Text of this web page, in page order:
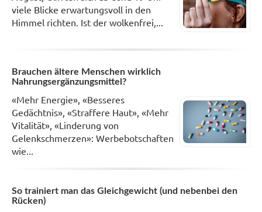
viele Blicke erwartungsvoll in den
Himmel richten. Ist der wolkenfrei,...
Brauchen ältere Menschen wirklich
Nahrungsergänzungsmittel?
«Mehr Energie», «Besseres
Gedächtnis», «Straffere Haut», «Mehr
Vitalität», «Linderung von
Gelenkschmerzen»: Werbebotschaften
wie...
So trainiert man das Gleichgewicht (und nebenbei den
Rücken)